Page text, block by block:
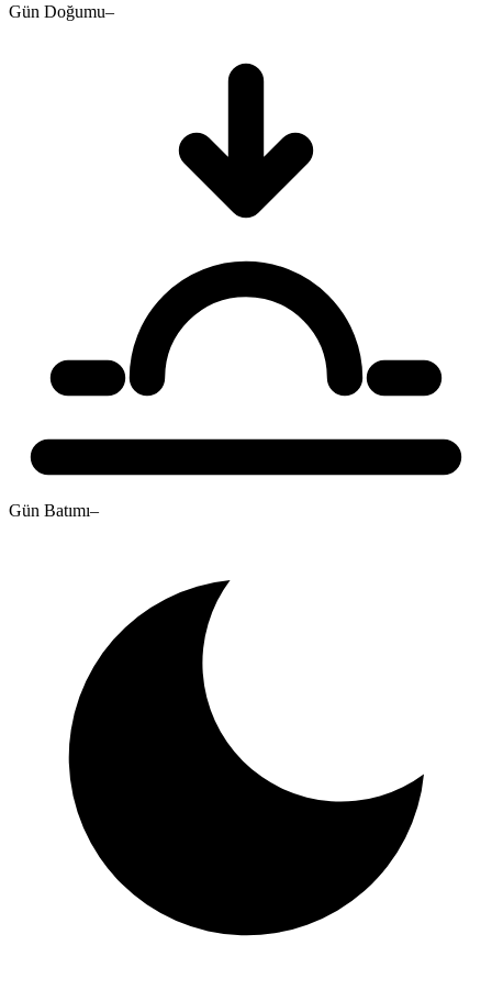
Gün Doğumu–
Gün Batımı–